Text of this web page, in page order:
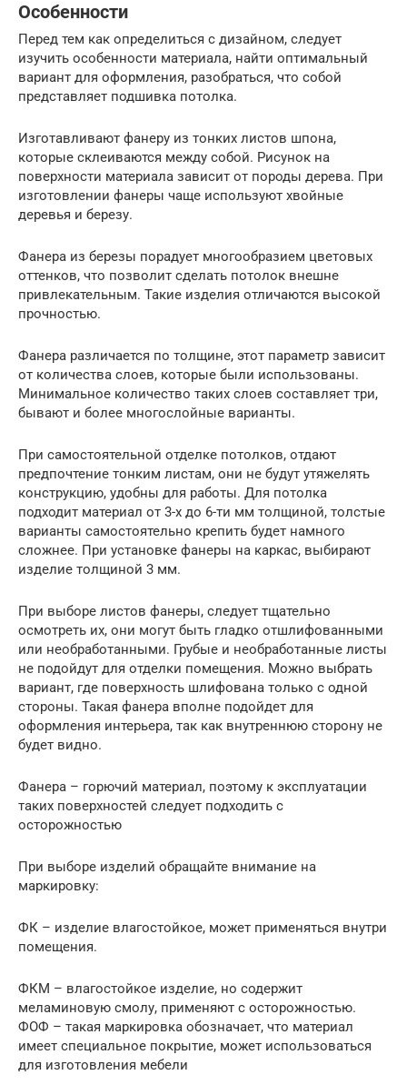
Особенности
Перед тем как определиться с дизайном, следует
изучить особенности материала, найти оптимальный
вариант для оформления, разобраться, что собой
представляет подшивка потолка.
Изготавливают фанеру из тонких листов шпона,
которые склеиваются между собой. Рисунок на
поверхности материала зависит от породы дерева. При
изготовлении фанеры чаще используют хвойные
деревья и березу.
Фанера из березы порадует многообразием цветовых
оттенков, что позволит сделать потолок внешне
привлекательным. Такие изделия отличаются высокой
прочностью.
Фанера различается по толщине, этот параметр зависит
от количества слоев, которые были использованы.
Минимальное количество таких слоев составляет три,
бывают и более многослойные варианты.
При самостоятельной отделке потолков, отдают
предпочтение тонким листам, они не будут утяжелять
конструкцию, удобны для работы. Для потолка
подходит материал от 3-х до 6-ти мм толщиной, толстые
варианты самостоятельно крепить будет намного
сложнее. При установке фанеры на каркас, выбирают
изделие толщиной 3 мм.
При выборе листов фанеры, следует тщательно
осмотреть их, они могут быть гладко отшлифованными
или необработанными. Грубые и необработанные листы
не подойдут для отделки помещения. Можно выбрать
вариант, где поверхность шлифована только с одной
стороны. Такая фанера вполне подойдет для
оформления интерьера, так как внутреннюю сторону не
будет видно.
Фанера – горючий материал, поэтому к эксплуатации
таких поверхностей следует подходить с
осторожностью
При выборе изделий обращайте внимание на
маркировку:
ФК – изделие влагостойкое, может применяться внутри
помещения.
ФКМ – влагостойкое изделие, но содержит
меламиновую смолу, применяют с осторожностью.
ФОФ – такая маркировка обозначает, что материал
имеет специальное покрытие, может использоваться
для изготовления мебели